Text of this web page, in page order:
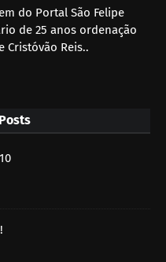
do Portal São Felipe
de 25 anos ordenação
Cristóvão Reis..